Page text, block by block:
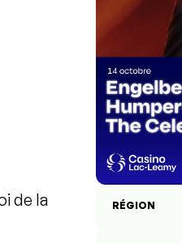
de la
RÉGION